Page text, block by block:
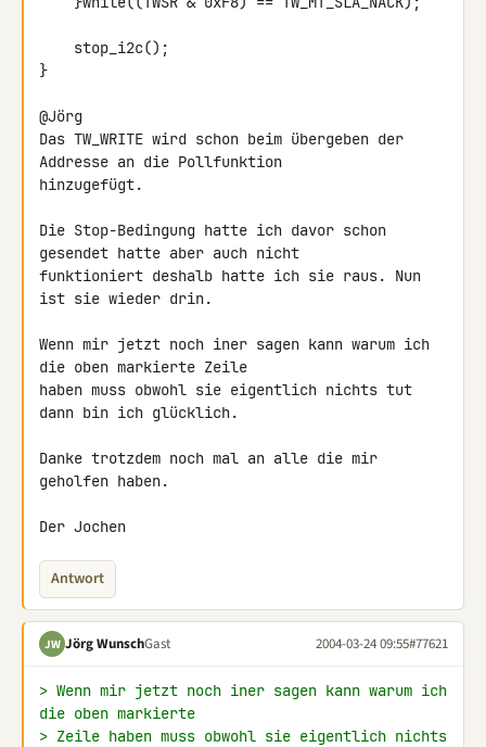
}
@Jörg
Das TW_WRITE wird schon beim übergeben der
Addresse an die Pollfunktion
hinzugefügt.
Die Stop-Bedingung hatte ich davor schon
gesendet hatte aber auch nicht
funktioniert deshalb hatte ich sie raus. Nun
ist sie wieder drin.
Wenn mir jetzt noch iner sagen kann warum ich
die oben markierte Zeile
haben muss obwohl sie eigentlich nichts tut
dann bin ich glücklich.
Danke trotzdem noch mal an alle die mir
geholfen haben.
Der Jochen
Antwort
JW Jörg WunschGast 2004-03-24 09:55#77621
> Wenn mir jetzt noch iner sagen kann warum ich
die oben markierte
> Zeile haben muss obwohl sie eigentlich nichts